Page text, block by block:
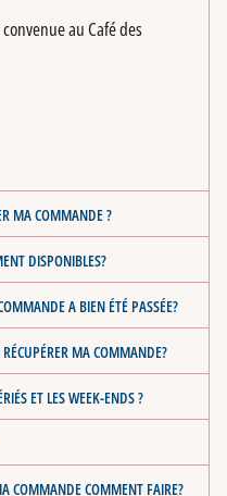
au Café des
MA COMMANDE ?
DISPONIBLES?
A BIEN ÉTÉ PASSÉE?
MA COMMANDE?
ET LES WEEK-ENDS ?
COMMANDE COMMENT FAIRE?